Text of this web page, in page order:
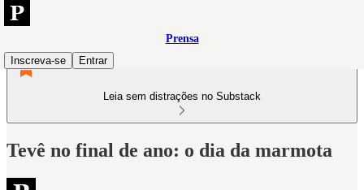
Prensa
Inscreva-se
Entrar
Leia sem distrações no Substack
Tevê no final de ano: o dia da marmota